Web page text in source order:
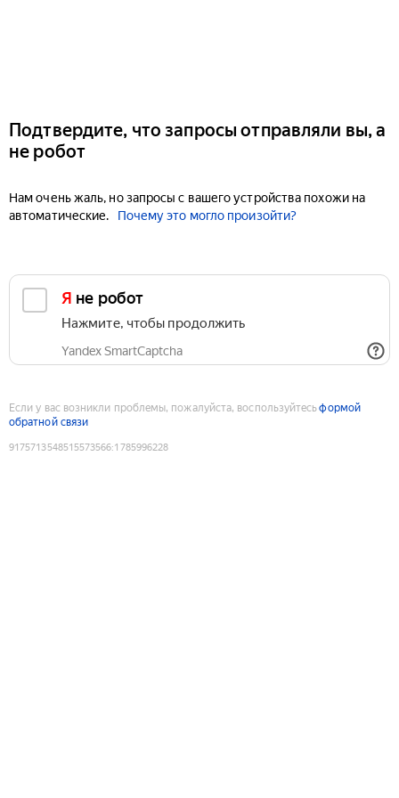
Подтвердите, что запросы отправляли вы, а
не робот
Нам очень жаль, но запросы с вашего устройства похожи на
автоматические.
Почему это могло произойти?
Я не робот
Нажмите, чтобы продолжить
Yandex SmartCaptcha
Если у вас возникли проблемы, пожалуйста, воспользуйтесьформой
обратной связи
9175713548515573566:1785996228